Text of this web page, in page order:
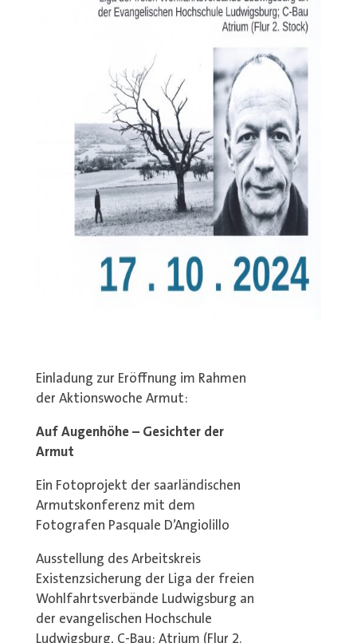
Einladung zur Eröffnung im Rahmen
der Aktionswoche Armut:
Auf Augenhöhe – Gesichter der
Armut
Ein Fotoprojekt der saarländischen
Armutskonferenz mit dem
Fotografen Pasquale D’Angiolillo
Ausstellung des Arbeitskreis
Existenzsicherung der Liga der freien
Wohlfahrtsverbände Ludwigsburg an
der evangelischen Hochschule
Ludwigsburg, C-Bau: Atrium (Flur 2.